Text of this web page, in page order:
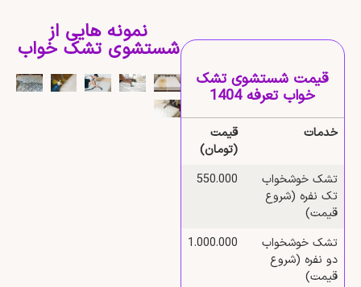
قیمت شستشوی تشک
خواب تعرفه 1404
خدمات
قیمت
(تومان)
تشک خوشخواب
تک نفره (شروع
قیمت)
550.000
تشک خوشخواب
دو نفره (شروع
قیمت)
1.000.000
نمونه هایی از
شستشوی تشک خواب